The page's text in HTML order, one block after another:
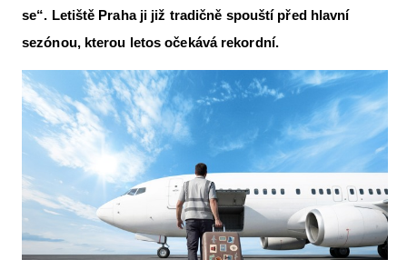
se“. Letiště Praha ji již tradičně spouští před hlavní
sezónou, kterou letos očekává rekordní.
VFR Communication app
Nabídky práce v letectví
Inzerujte s námi
E-SHOP